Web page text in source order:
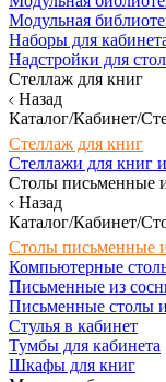
Модульная
Наборы для
Надстройки для
Стеллаж для книг
Назад
Каталог/Кабинет/
Стеллаж для книг
Стеллажи для книг
Столы письменные
Назад
Каталог/Кабинет/
Столы письменные
Компьютерные
Письменные из
Письменные столы
Стулья в кабинет
Тумбы для кабинета
Шкафы для книг